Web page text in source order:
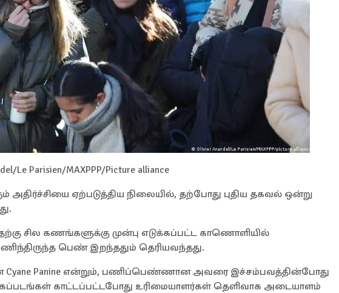
Le Parisien/MAXPPP/Picture alliance
அதிர்ச்சியை ஏற்படுத்திய நிலையில், தற்போது புதிய தகவல் ஒன்று
சில கணங்களுக்கு முன்பு எடுக்கப்பட்ட காணொளியில்
பெண் இறந்ததும் தெரியவந்தது.
Cyane Panine என்றும், பணிப்பெண்ணான அவரை இச்சம்பவத்தின்போது
காட்டப்பட்டபோது உரிமையாளர்கள் தெளிவாக அடையாளம்